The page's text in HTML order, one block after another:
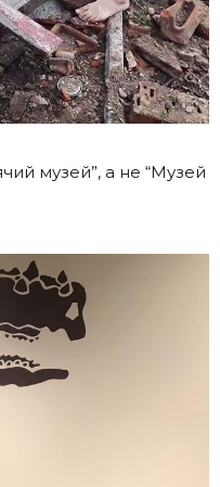
музей”, а не “Музей